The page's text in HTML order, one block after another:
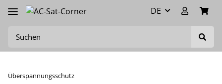
DE
Überspannungsschutz